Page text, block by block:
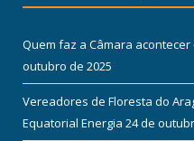
Quem faz a Câmara acontecer
outubro de 2025
Vereadores de Floresta do
Equatorial Energia 24 de